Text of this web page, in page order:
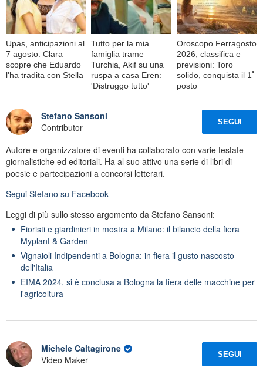
Upas, anticipazioni al
7 agosto: Clara
scopre che Eduardo
l'ha tradita con Stella
Tutto per la mia
famiglia trame
Turchia, Akif su una
ruspa a casa Eren:
'Distruggo tutto'
Oroscopo Ferragosto
2026, classifica e
previsioni: Toro
solido, conquista il 1ﾟ
posto
Stefano Sansoni
Contributor
SEGUI
Autore e organizzatore di eventi ha collaborato con varie testate
giornalistiche ed editoriali. Ha al suo attivo una serie di libri di
poesie e partecipazioni a concorsi letterari.
Segui Stefano su Facebook
Leggi di più sullo stesso argomento da Stefano Sansoni:
Fioristi e giardinieri in mostra a Milano: il bilancio della fiera
Myplant & Garden
Vignaioli Indipendenti a Bologna: in fiera il gusto nascosto
dell'Italia
EIMA 2024, si è conclusa a Bologna la fiera delle macchine per
l'agricoltura
Michele Caltagirone
Video Maker
SEGUI